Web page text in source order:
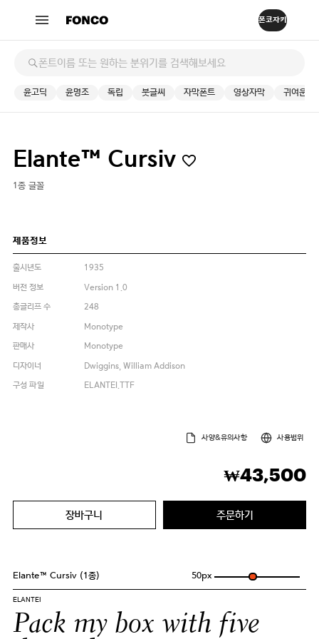
윤고딕 윤명조 독립 붓글씨 자막폰트 영상자막 귀여운
Elante™ Cursiv
1종 글꼴
제품정보
출시년도
1935
버전 정보
Version 1.0
총글리프 수
248
제작사
Monotype
판매사
Monotype
디자이너
Dwiggins, William Addison
구성 파일
ELANTEI.TTF
사양&유의사항 사용범위
₩43,500
장바구니 주문하기
Elante™ Cursiv (1종) 50px
ELANTEI
Pack my box with five